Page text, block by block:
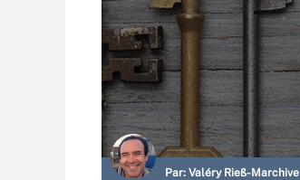
Par: Valéry Rieß-Marchive